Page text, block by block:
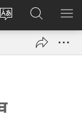
ਸਾਈਟ
ਭਾਸ਼ਾ
JW.ORG
ʼਤੇ
ਖੋਜ